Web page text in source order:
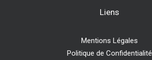
Liens
Mentions Légales
Politique de Confidentialité